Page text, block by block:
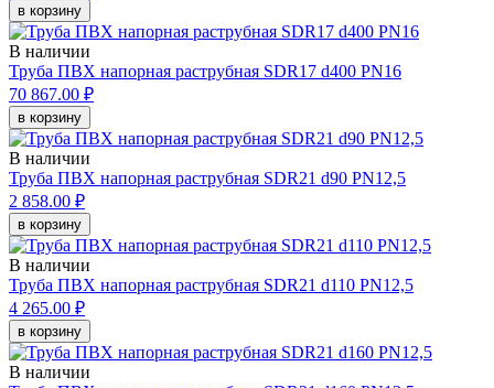
в корзину
В наличии
Труба ПВХ напорная раструбная SDR17 d400 PN16
70 867.00 ₽
в корзину
В наличии
Труба ПВХ напорная раструбная SDR21 d90 PN12,5
2 858.00 ₽
в корзину
В наличии
Труба ПВХ напорная раструбная SDR21 d110 PN12,5
4 265.00 ₽
в корзину
В наличии